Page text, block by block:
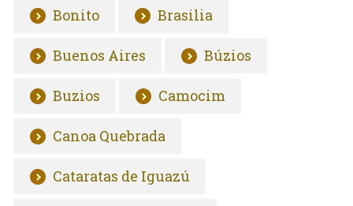
Bonito Brasilia
Buenos Aires Búzios
Buzios Camocim
Canoa Quebrada
Cataratas de Iguazú